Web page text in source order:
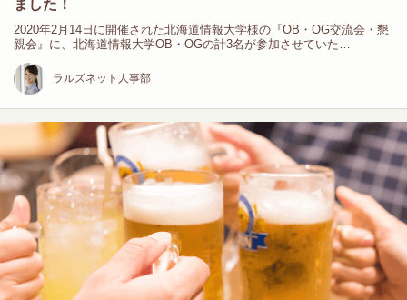
ました！
2020年2月14日に開催された北海道情報大学様の『OB・OG交流会・懇
親会』に、北海道情報大学OB・OGの計3名が参加させていた…
ラルズネット人事部